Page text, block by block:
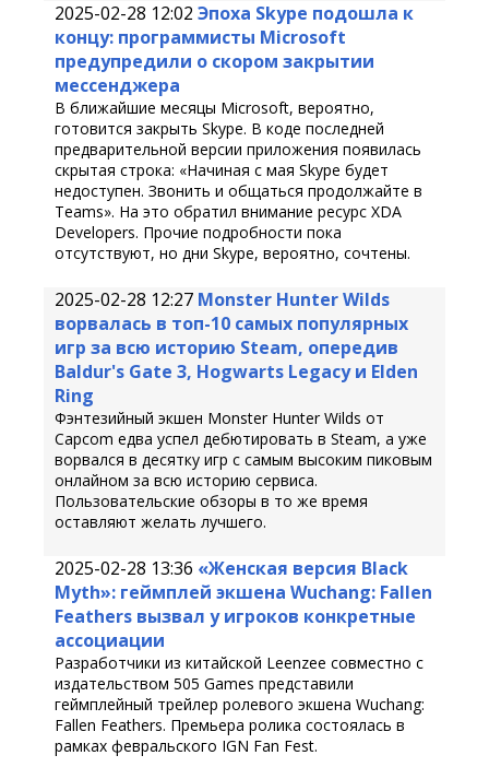
2025-02-28 12:02 Эпоха Skype подошла к
концу: программисты Microsoft
предупредили о скором закрытии
мессенджера
В ближайшие месяцы Microsoft, вероятно,
готовится закрыть Skype. В коде последней
предварительной версии приложения появилась
скрытая строка: «Начиная с мая Skype будет
недоступен. Звонить и общаться продолжайте в
Teams». На это обратил внимание ресурс XDA
Developers. Прочие подробности пока
отсутствуют, но дни Skype, вероятно, сочтены.
2025-02-28 12:27 Monster Hunter Wilds
ворвалась в топ-10 самых популярных
игр за всю историю Steam, опередив
Baldur's Gate 3, Hogwarts Legacy и Elden
Ring
Фэнтезийный экшен Monster Hunter Wilds от
Capcom едва успел дебютировать в Steam, а уже
ворвался в десятку игр с самым высоким пиковым
онлайном за всю историю сервиса.
Пользовательские обзоры в то же время
оставляют желать лучшего.
2025-02-28 13:36 «Женская версия Black
Myth»: геймплей экшена Wuchang: Fallen
Feathers вызвал у игроков конкретные
ассоциации
Разработчики из китайской Leenzee совместно с
издательством 505 Games представили
геймплейный трейлер ролевого экшена Wuchang:
Fallen Feathers. Премьера ролика состоялась в
рамках февральского IGN Fan Fest.